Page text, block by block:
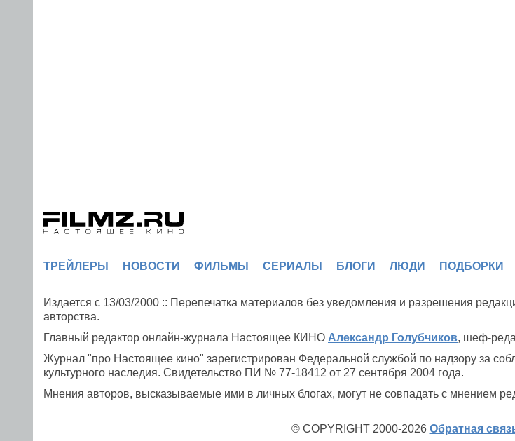
ТРЕЙЛЕРЫ НОВОСТИ ФИЛЬМЫ СЕРИАЛЫ БЛОГИ ЛЮДИ ПОДБОРКИ
Издается с 13/03/2000 :: Перепечатка материалов без уведомления и разрешения
авторства.
Главный редактор онлайн-журнала Настоящее КИНО Александр Голубчиков, шеф-
Журнал "про Настоящее кино" зарегистрирован Федеральной службой по надзору за
культурного наследия. Свидетельство ПИ № 77-18412 от 27 сентября 2004 года.
Мнения авторов, высказываемые ими в личных блогах, могут не совпадать с мнением
© COPYRIGHT 2000-2026 Обратная